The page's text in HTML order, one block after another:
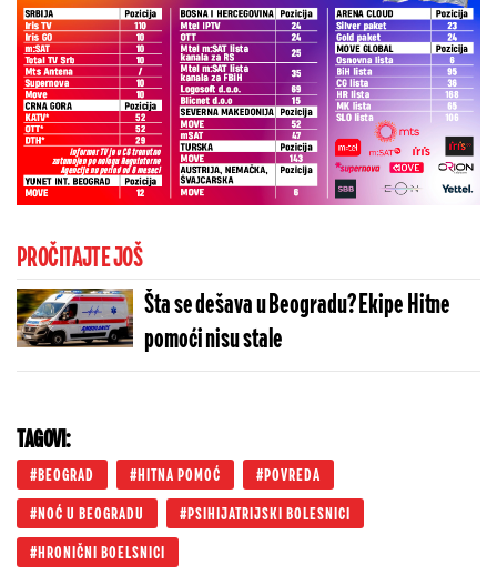
PROČITAJTE JOŠ
Šta se dešava u Beogradu? Ekipe Hitne
pomoći nisu stale
TAGOVI:
BEOGRAD HITNA POMOĆ POVREDA
NOĆ U BEOGRADU PSIHIJATRIJSKI BOLESNICI
HRONIČNI BOELSNICI